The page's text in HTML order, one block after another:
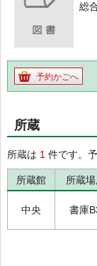
総
予約かごへ
所蔵
所蔵は 1 件です。
所蔵館 所蔵
中央 書庫